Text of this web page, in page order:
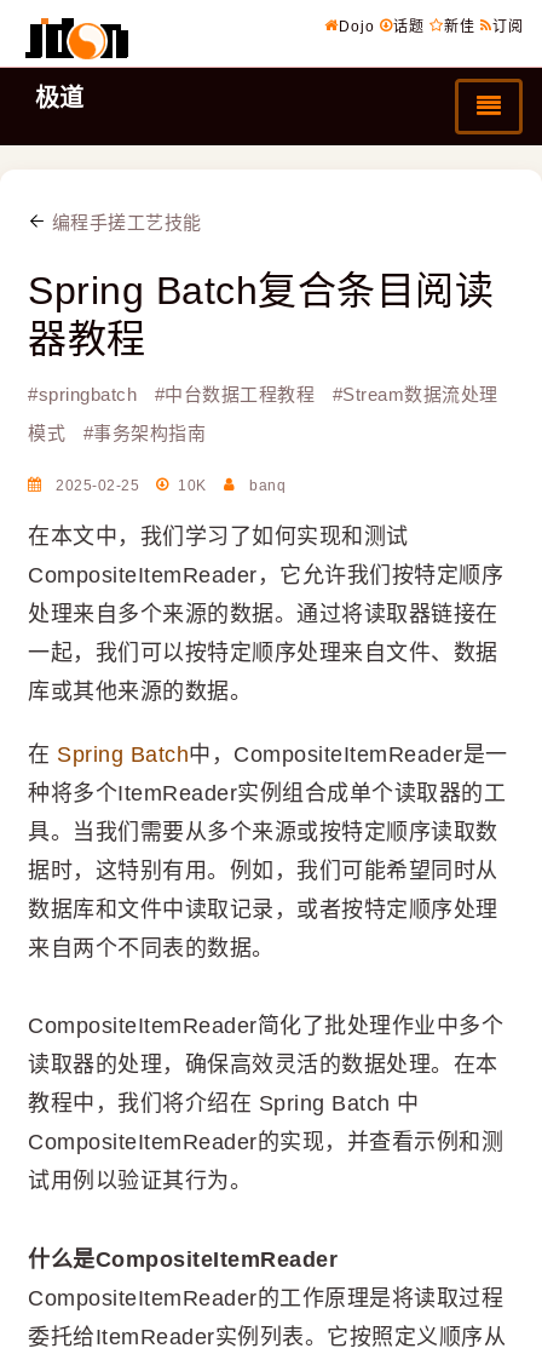
Dojo 话题 新佳 订阅
极道
编程手搓工艺技能
Spring Batch复合条目阅读
器教程
#springbatch #中台数据工程教程 #Stream数据流处理
模式
#事务架构指南
2025-02-25 10K banq
在本文中，我们学习了如何实现和测试
CompositeItemReader，它允许我们按特定顺序
处理来自多个来源的数据。通过将读取器链接在
一起，我们可以按特定顺序处理来自文件、数据
库或其他来源的数据。
在 Spring Batch中，CompositeItemReader是一
种将多个ItemReader实例组合成单个读取器的工
具。当我们需要从多个来源或按特定顺序读取数
据时，这特别有用。例如，我们可能希望同时从
数据库和文件中读取记录，或者按特定顺序处理
来自两个不同表的数据。
CompositeItemReader简化了批处理作业中多个
读取器的处理，确保高效灵活的数据处理。在本
教程中，我们将介绍在 Spring Batch 中
CompositeItemReader的实现，并查看示例和测
试用例以验证其行为。
什么是CompositeItemReader
CompositeItemReader的工作原理是将读取过程
委托给ItemReader实例列表。它按照定义顺序从